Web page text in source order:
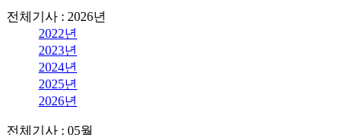
전체기사 : 2026년
2022년
2023년
2024년
2025년
2026년
전체기사 : 05월